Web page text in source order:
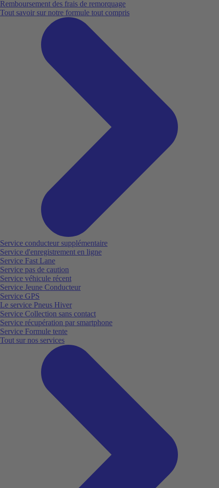
Remboursement des frais de remorquage
Tout savoir sur notre formule tout compris
Service conducteur supplémentaire
Service d'enregistrement en ligne
Service Fast Lane
Service pas de caution
Service véhicule récent
Service Jeune Conducteur
Service GPS
Le service Pneus Hiver
Service Collection sans contact
Service récupération par smartphone
Service Formule tente
Tout sur nos services